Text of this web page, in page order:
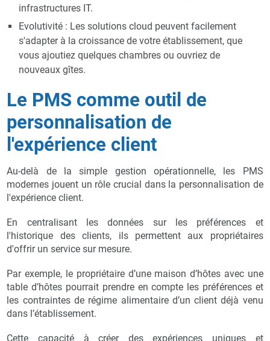
infrastructures IT.
Evolutivité : Les solutions cloud peuvent facilement
s'adapter à la croissance de votre établissement, que
vous ajoutiez quelques chambres ou ouvriez de
nouveaux gîtes.
Le PMS comme outil de
personnalisation de
l'expérience client
Au-delà de la simple gestion opérationnelle, les PMS
modernes jouent un rôle crucial dans la personnalisation de
l'expérience client.
En centralisant les données sur les préférences et
l'historique des clients, ils permettent aux propriétaires
d'offrir un service sur mesure.
Par exemple, le propriétaire d’une maison d’hôtes avec une
table d’hôtes pourrait prendre en compte les préférences et
les contraintes de régime alimentaire d’un client déjà venu
dans l’établissement.
Cette capacité à créer des expériences uniques et